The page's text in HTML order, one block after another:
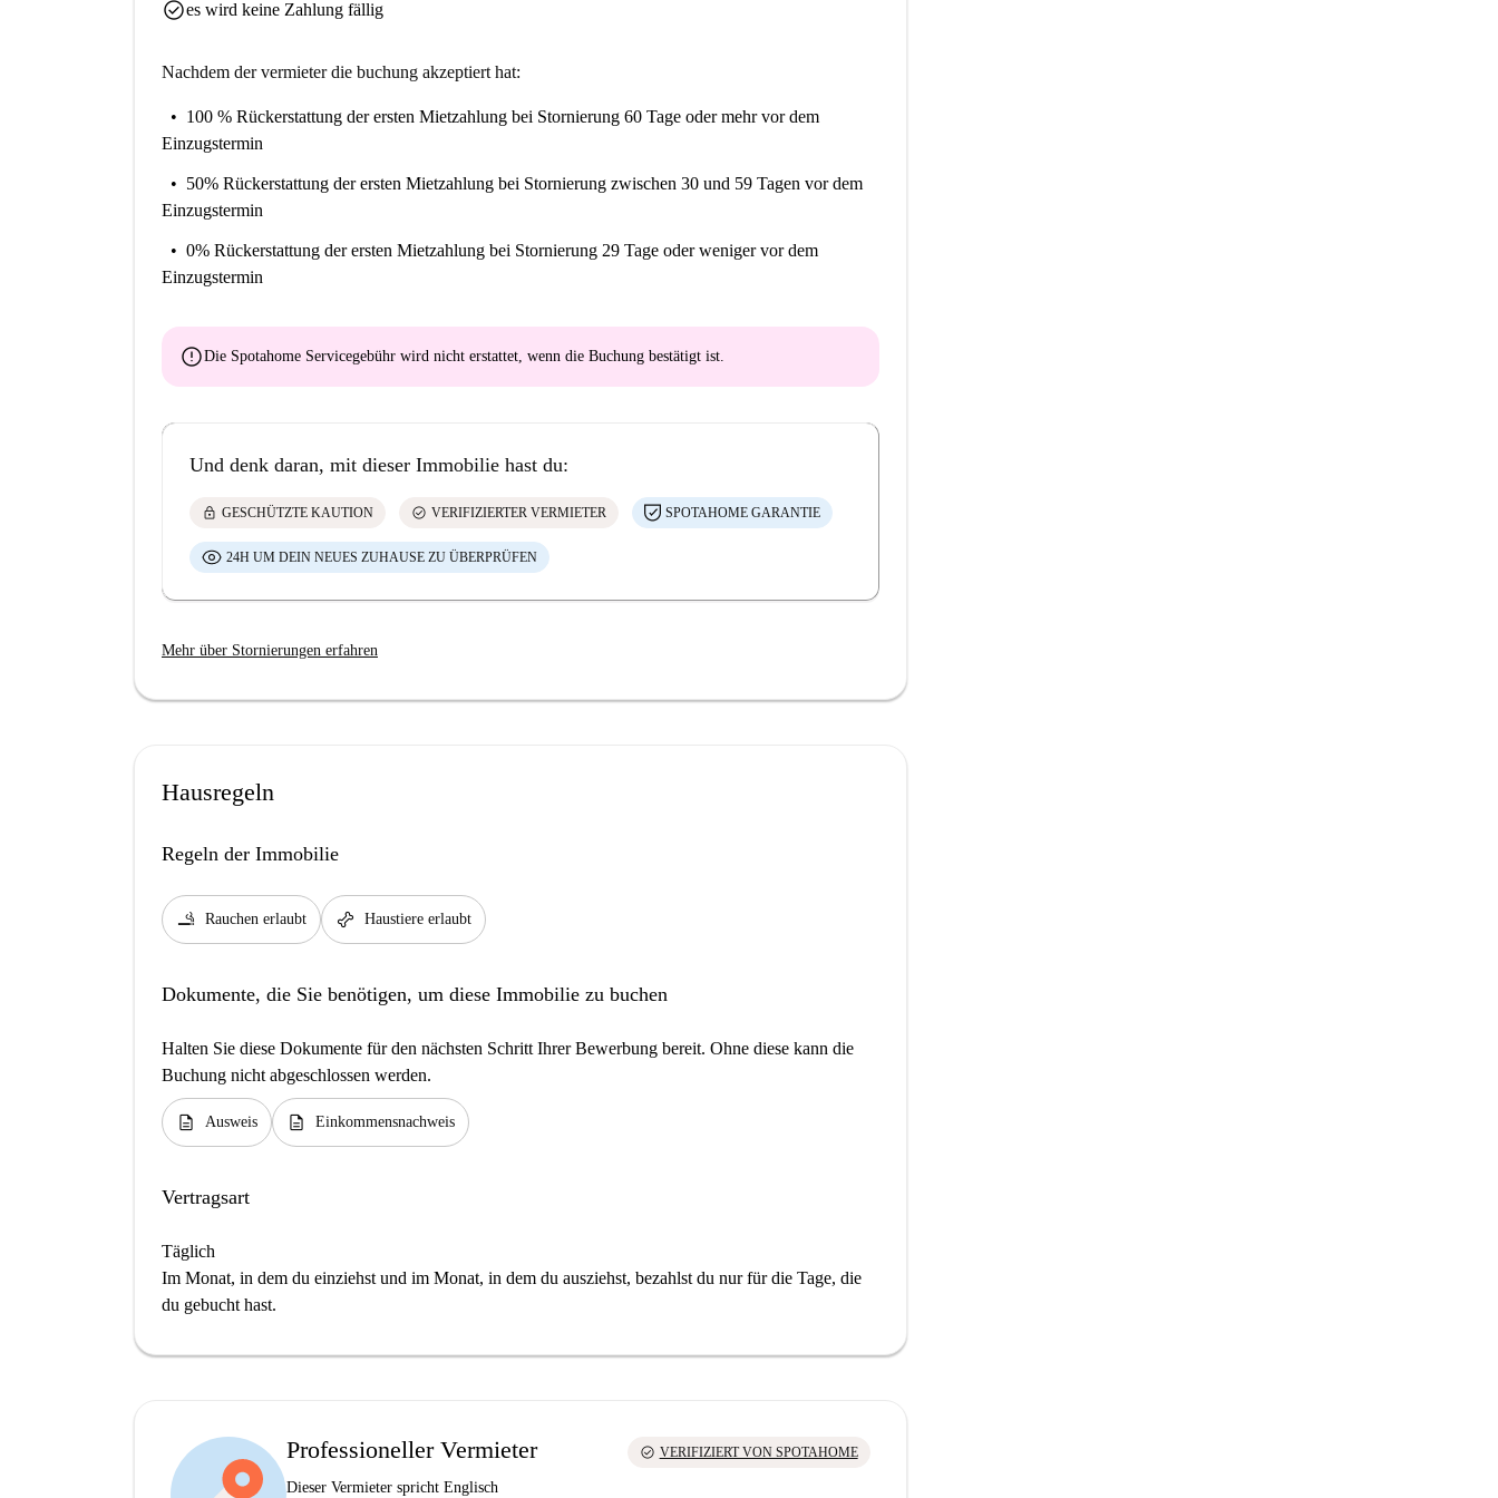
check_circlees wird keine Zahlung fällig
Nachdem der vermieter die buchung akzeptiert hat:
100 % Rückerstattung der ersten Mietzahlung bei Stornierung 60 Tage oder mehr vor dem
Einzugstermin
50% Rückerstattung der ersten Mietzahlung bei Stornierung zwischen 30 und 59 Tagen vor dem
Einzugstermin
0% Rückerstattung der ersten Mietzahlung bei Stornierung 29 Tage oder weniger vor dem
Einzugstermin
errorDie Spotahome Servicegebühr wird nicht erstattet, wenn die Buchung bestätigt ist.
Und denk daran, mit dieser Immobilie hast du:
lock GESCHÜTZTE KAUTION check_circle VERIFIZIERTER VERMIETER SPOTAHOME GARANTIE
24H UM DEIN NEUES ZUHAUSE ZU ÜBERPRÜFEN
Mehr über Stornierungen erfahren
Hausregeln
Regeln der Immobilie
smoking_rooms Rauchen erlaubt pet_supplies Haustiere erlaubt
Dokumente, die Sie benötigen, um diese Immobilie zu buchen
Halten Sie diese Dokumente für den nächsten Schritt Ihrer Bewerbung bereit. Ohne diese kann die
Buchung nicht abgeschlossen werden.
description Ausweis description Einkommensnachweis
Vertragsart
Täglich
Im Monat, in dem du einziehst und im Monat, in dem du ausziehst, bezahlst du nur für die Tage, die
du gebucht hast.
Professioneller Vermieter
Dieser Vermieter spricht Englisch
check_circle VERIFIZIERT VON SPOTAHOME